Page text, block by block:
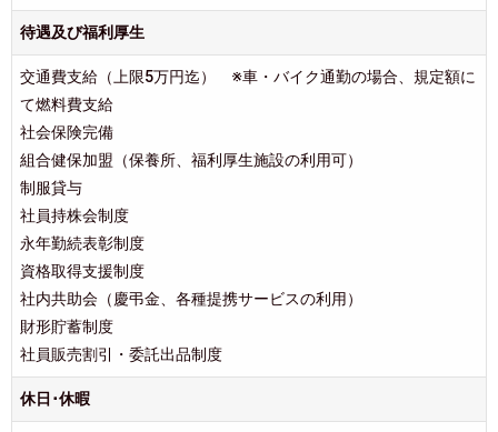
待遇及び福利厚生
交通費支給（上限5万円迄） ※車・バイク通勤の場合、規定額に
て燃料費支給
社会保険完備
組合健保加盟（保養所、福利厚生施設の利用可）
制服貸与
社員持株会制度
永年勤続表彰制度
資格取得支援制度
社内共助会（慶弔金、各種提携サービスの利用）
財形貯蓄制度
社員販売割引・委託出品制度
休日･休暇